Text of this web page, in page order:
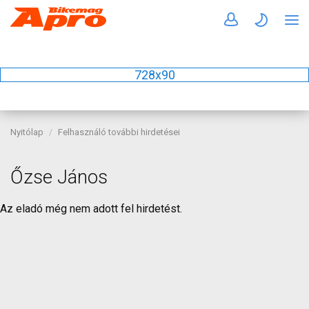
728x90
Nyitólap Felhasználó további hirdetései
Őzse János
Az eladó még nem adott fel hirdetést.